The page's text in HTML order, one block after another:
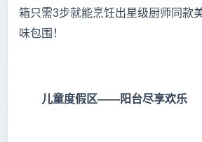
箱只需3步就能烹饪出星级厨师同款
味包围！
儿童度假区——阳台尽享欢乐